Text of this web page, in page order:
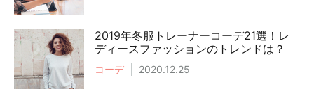
2019年冬服トレーナーコーデ21選！レ
ディースファッションのトレンドは？
コーデ 2020.12.25